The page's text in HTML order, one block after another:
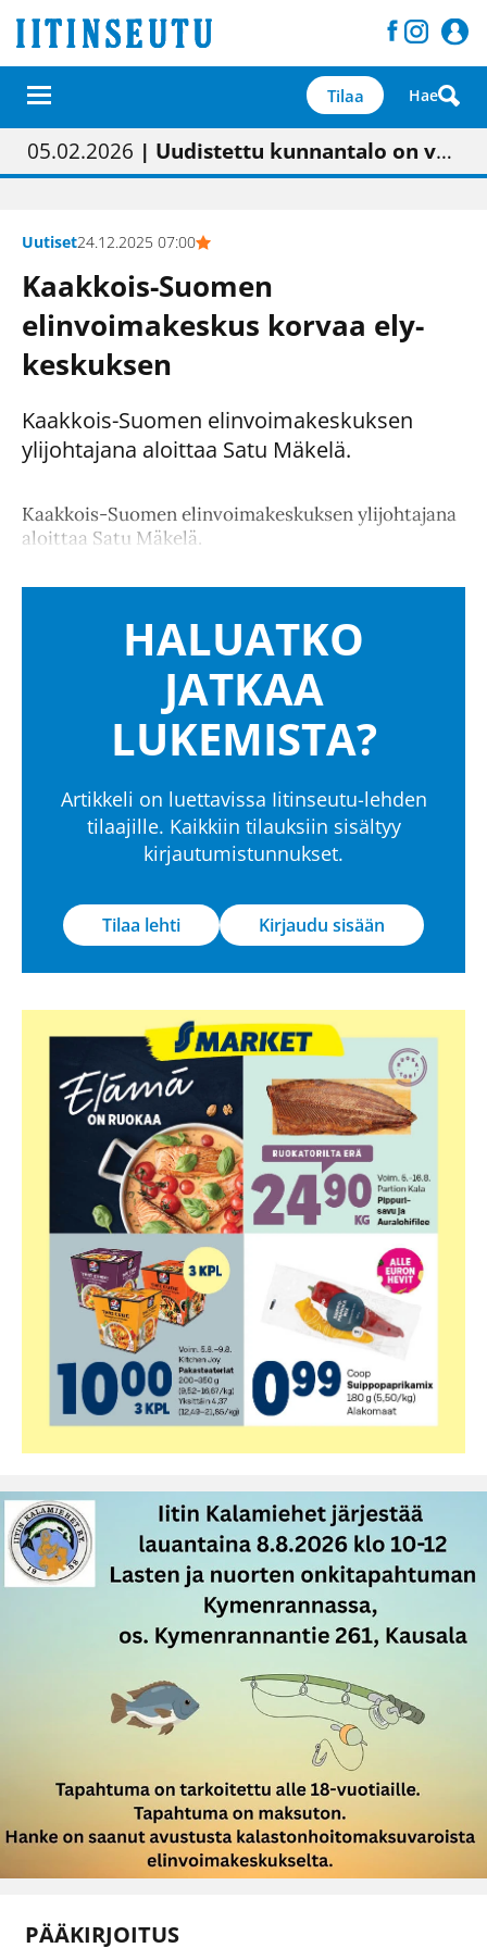
Tilaa Hae
01.02.2026 | Painon vaihtumisen pitäisi näkyä hieman parempana painojäljen laatuna lehdessä
05.02.2026 | Uudistettu kunnantalo on valoisa
23.04.2026 | “Olemme käynnistämässä uudelleen keskustavisiotyön”
09.05.2026| "Maalla on totuttu elämään omavaraisemmin kuin kaupungissa"
Uutiset24.12.2025 07:00
Kaakkois-Suomen
elinvoimakeskus korvaa ely-
keskuksen
Kaakkois-Suomen elinvoimakeskuksen
ylijohtajana aloittaa Satu Mäkelä.
Kaakkois-Suomen elinvoimakeskuksen ylijohtajana
aloittaa Satu Mäkelä.
HALUATKO
JATKAA
LUKEMISTA?
Artikkeli on luettavissa Iitinseutu-lehden
tilaajille. Kaikkiin tilauksiin sisältyy
kirjautumistunnukset.
Tilaa lehti Kirjaudu sisään
PÄÄKIRJOITUS